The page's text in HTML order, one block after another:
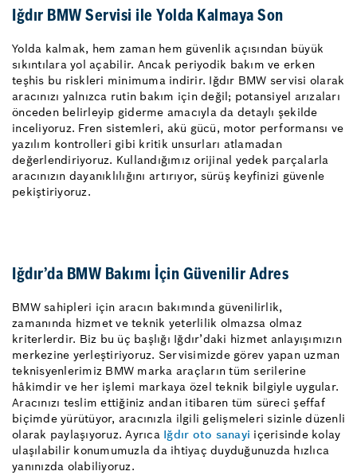
Iğdır BMW Servisi ile Yolda Kalmaya Son
Yolda kalmak, hem zaman hem güvenlik açısından büyük
sıkıntılara yol açabilir. Ancak periyodik bakım ve erken
teşhis bu riskleri minimuma indirir. Iğdır BMW servisi olarak
aracınızı yalnızca rutin bakım için değil; potansiyel arızaları
önceden belirleyip giderme amacıyla da detaylı şekilde
inceliyoruz. Fren sistemleri, akü gücü, motor performansı ve
yazılım kontrolleri gibi kritik unsurları atlamadan
değerlendiriyoruz. Kullandığımız orijinal yedek parçalarla
aracınızın dayanıklılığını artırıyor, sürüş keyfinizi güvenle
pekiştiriyoruz.
Iğdır’da BMW Bakımı İçin Güvenilir Adres
BMW sahipleri için aracın bakımında güvenilirlik,
zamanında hizmet ve teknik yeterlilik olmazsa olmaz
kriterlerdir. Biz bu üç başlığı Iğdır’daki hizmet anlayışımızın
merkezine yerleştiriyoruz. Servisimizde görev yapan uzman
teknisyenlerimiz BMW marka araçların tüm serilerine
hâkimdir ve her işlemi markaya özel teknik bilgiyle uygular.
Aracınızı teslim ettiğiniz andan itibaren tüm süreci şeffaf
biçimde yürütüyor, aracınızla ilgili gelişmeleri sizinle düzenli
olarak paylaşıyoruz. Ayrıca Iğdır oto sanayi içerisinde kolay
ulaşılabilir konumumuzla da ihtiyaç duyduğunuzda hızlıca
yanınızda olabiliyoruz.